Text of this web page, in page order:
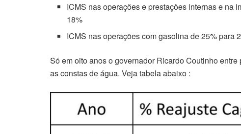
ICMS nas operações e prestações internas e na
18%
ICMS nas operações com gasolina de 25% para
Só em oito anos o governador Ricardo Coutinho
as constas de água. Veja tabela abaixo :